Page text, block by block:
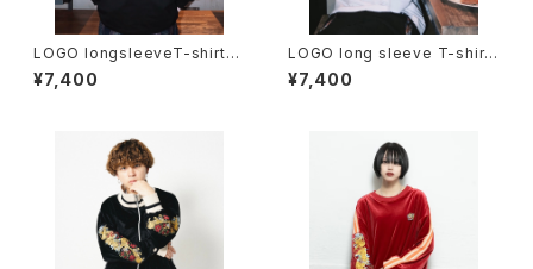
LOGO longsleeveT-shirt
【black】
¥7,400
LOGO long sleeve T-shirt
【White】
¥7,400